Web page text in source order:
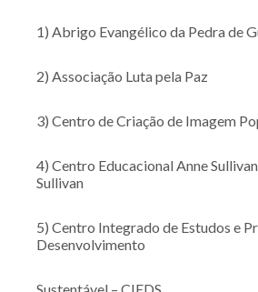
1) Abrigo Evangélico da Pedra de
2) Associação Luta pela Paz
3) Centro de Criação de Imagem
4) Centro Educacional Anne
Sullivan
5) Centro Integrado de Estudos e
Desenvolvimento